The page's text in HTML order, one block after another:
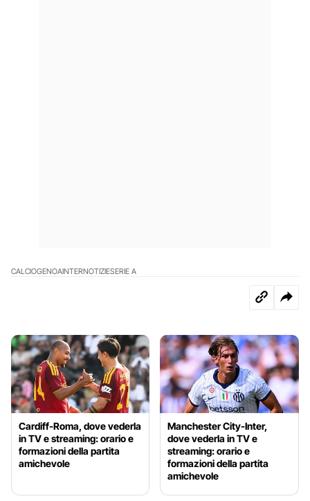
CALCIOGENOAINTERNOTIZIESERIE A
Cardiff-Roma, dove vederla
in TV e streaming: orario e
formazioni della partita
amichevole
Manchester City-Inter,
dove vederla in TV e
streaming: orario e
formazioni della partita
amichevole